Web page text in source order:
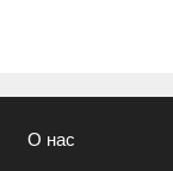
О нас